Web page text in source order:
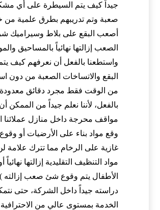
جيداً كيف يتم السيطرة على أي
صعبة وتم تدريبهم بطرق علمية من
أصعب البقع على بلاط وسيراميك
الصعب إزالتها نهائياً بالمساحيق
واستطعنا بالفعل أن نعرفهم كيف
البقع والاتساخات الصعبة من دون
من الوقت فقط مجرد دقائق معدودة
بالفعل، لأننا نعلم جيداً من الممكن
مواقف محرجة داخل منازل عملائنا
وقع مواد بناء على الأرضيات أو
غازية على الرخام مما تترك علامة
مواد التنظيف التقليدية إزالتها نهائياً
الأطفال يتم وقوع شئ صعب إزالته
دراسته جيداً داخل الشركة، حتى
الخدمة بمستوى عالي من الاحترافية